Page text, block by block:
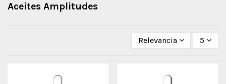
Aceites Amplitudes
Relevancia 5